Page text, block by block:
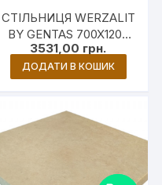
СТІЛЬНИЦЯ WERZALIT
BY GENTAS 700X1200
ММ 3101 БІЛИЙ
3531,00 грн.
ДОДАТИ В КОШИК